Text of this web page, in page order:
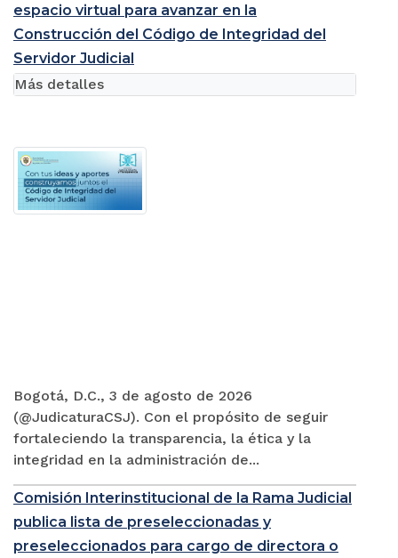
espacio virtual para avanzar en la
Construcción del Código de Integridad del
Servidor Judicial
Bogotá, D.C., 3 de agosto de 2026
(@JudicaturaCSJ). Con el propósito de seguir
fortaleciendo la transparencia, la ética y la
integridad en la administración de...
Más detalles
Comisión Interinstitucional de la Rama Judicial
publica lista de preseleccionadas y
preseleccionados para cargo de directora o